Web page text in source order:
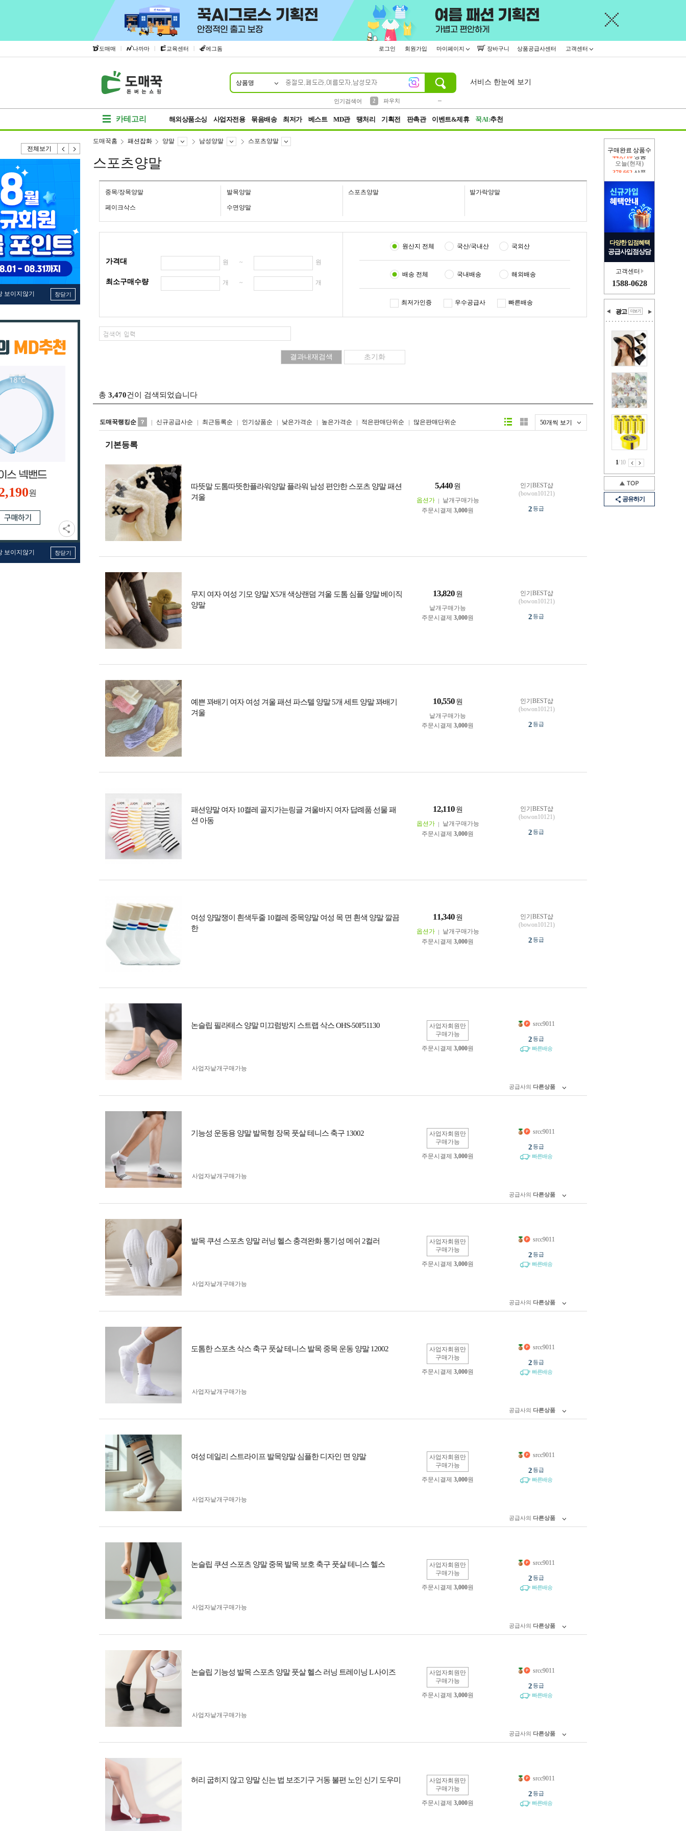
도매매 | 나까마 | 교육센터 | 에그돔 로그인 회원가입 마이페이지 장바구니 상품공급사센터 고객센터
상품명
인기검색어
2
파우치
서비스 한눈에 보기
카테고리 해외상품소싱 사업자전용 묶음배송 최저가 베스트 MD관 땡처리 기획전 판촉관 이벤트&제휴 꾹AI:추천
전체보기
보이지않기 창닫기
원
보이지않기 창닫기
구매완료 상품수
오늘(현재)
378,662 상품
다양한 입점혜택
공급사입점상담
고객센터
1588-0628
광고
1/10
공유하기
도매꾹홈 패션잡화 양말 남성양말 스포츠양말
스포츠양말
중목/장목양말 발목양말 스포츠양말 발가락양말
페이크삭스 수면양말
가격대 원 ~ 원
최소구매수량 개 ~ 개
원산지 전체 국산/국내산 국외산
배송 전체 국내배송 해외배송
최저가인증 우수공급사 빠른배송
총 3,470건이 검색되었습니다
도매꾹랭킹순 신규공급사순 최근등록순 인기상품순 낮은가격순 높은가격순 적은판매단위순 많은판매단위순 50개씩 보기
리스트형갤러리형
기본등록
따뜻말 도톰따뜻한플라워양말 플라워 남성 편안한 스포츠 양말 패션
겨울
5,440 원
옵션가
낱개구매가능
주문시결제 3,000원
인기BEST샵
(bowon10121)
2등급
무지 여자 여성 기모 양말 X5개 색상랜덤 겨울 도톰 심플 양말 베이직
양말
13,820 원
낱개구매가능
주문시결제 3,000원
인기BEST샵
(bowon10121)
2등급
예쁜 꽈배기 여자 여성 겨울 패션 파스텔 양말 5개 세트 양말 꽈배기
겨울
10,550 원
낱개구매가능
주문시결제 3,000원
인기BEST샵
(bowon10121)
2등급
패션양말 여자 10켤레 골지가는링글 겨울바지 여자 답례품 선물 패
션 아동
12,110 원
옵션가
낱개구매가능
주문시결제 3,000원
인기BEST샵
(bowon10121)
2등급
여성 양말쟁이 흰색두줄 10켤레 중목양말 여성 목 면 흰색 양말 깔끔
한
11,340 원
옵션가
낱개구매가능
주문시결제 3,000원
인기BEST샵
(bowon10121)
2등급
논슬립 필라테스 양말 미끄럼방지 스트랩 삭스 OHS-50F51130
사업자회원만
구매가능
주문시결제 3,000원
사업자 낱개구매가능
srcc9011
2등급
빠른배송
공급사의 다른상품
기능성 운동용 양말 발목형 장목 풋살 테니스 축구 13002
사업자회원만
구매가능
주문시결제 3,000원
사업자 낱개구매가능
srcc9011
2등급
빠른배송
공급사의 다른상품
발목 쿠션 스포츠 양말 러닝 헬스 충격완화 통기성 메쉬 2컬러
사업자회원만
구매가능
주문시결제 3,000원
사업자 낱개구매가능
srcc9011
2등급
빠른배송
공급사의 다른상품
도톰한 스포츠 삭스 축구 풋살 테니스 발목 중목 운동 양말 12002
사업자회원만
구매가능
주문시결제 3,000원
사업자 낱개구매가능
srcc9011
2등급
빠른배송
공급사의 다른상품
여성 데일리 스트라이프 발목양말 심플한 디자인 면 양말
사업자회원만
구매가능
주문시결제 3,000원
사업자 낱개구매가능
srcc9011
2등급
빠른배송
공급사의 다른상품
논슬립 쿠션 스포츠 양말 중목 발목 보호 축구 풋살 테니스 헬스
사업자회원만
구매가능
주문시결제 3,000원
사업자 낱개구매가능
srcc9011
2등급
빠른배송
공급사의 다른상품
논슬립 기능성 발목 스포츠 양말 풋살 헬스 러닝 트레이닝 L 사이즈
사업자회원만
구매가능
주문시결제 3,000원
사업자 낱개구매가능
srcc9011
2등급
빠른배송
공급사의 다른상품
허리 굽히지 않고 양말 신는 법 보조기구 거동 불편 노인 신기 도우미
사업자회원만
구매가능
주문시결제 3,000원
srcc9011
2등급
빠른배송